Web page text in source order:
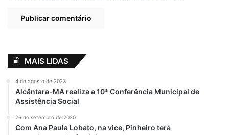
MAIS LIDAS
4 de agosto de 2023
Alcântara-MA realiza a 10ª Conferência Municipal de
Assistência Social
26 de setembro de 2020
Com Ana Paula Lobato, na vice, Pinheiro terá